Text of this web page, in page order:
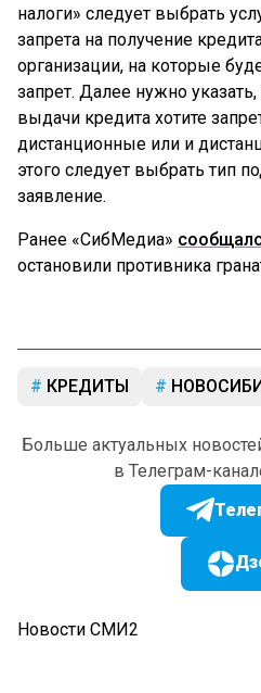
налоги» следует выбрать
запрета на получение
организации, на которые
запрет. Далее нужно
выдачи кредита хотите
дистанционные или и
этого следует выбрать тип
заявление.
Ранее «СибМедиа»
остановили противника
КРЕДИТЫ
Больше актуальных
в Телеграм-
Новости СМИ2